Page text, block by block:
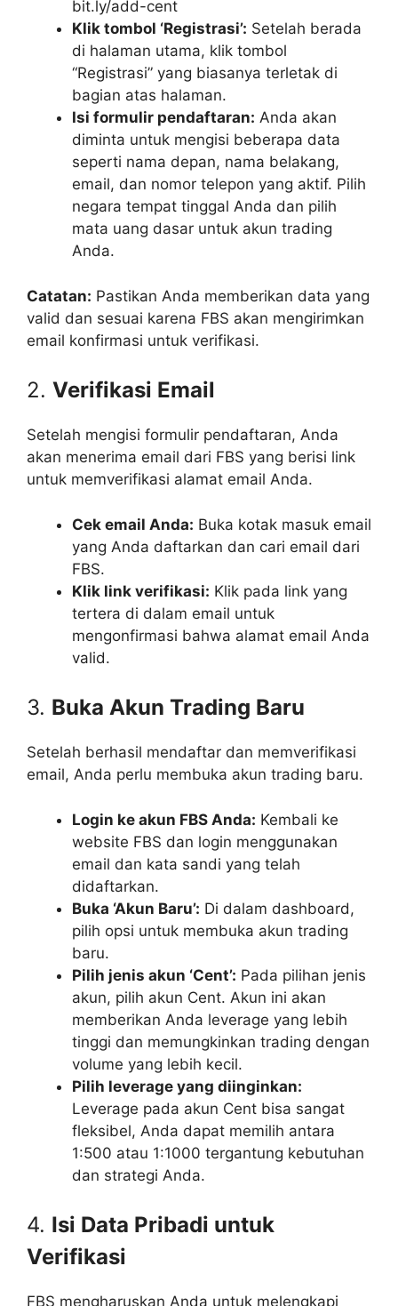
bit.ly/add-cent
Klik tombol ‘Registrasi’: Setelah berada
di halaman utama, klik tombol
“Registrasi” yang biasanya terletak di
bagian atas halaman.
Isi formulir pendaftaran: Anda akan
diminta untuk mengisi beberapa data
seperti nama depan, nama belakang,
email, dan nomor telepon yang aktif. Pilih
negara tempat tinggal Anda dan pilih
mata uang dasar untuk akun trading
Anda.
Catatan: Pastikan Anda memberikan data yang
valid dan sesuai karena FBS akan mengirimkan
email konfirmasi untuk verifikasi.
2. Verifikasi Email
Setelah mengisi formulir pendaftaran, Anda
akan menerima email dari FBS yang berisi link
untuk memverifikasi alamat email Anda.
Cek email Anda: Buka kotak masuk email
yang Anda daftarkan dan cari email dari
FBS.
Klik link verifikasi: Klik pada link yang
tertera di dalam email untuk
mengonfirmasi bahwa alamat email Anda
valid.
3. Buka Akun Trading Baru
Setelah berhasil mendaftar dan memverifikasi
email, Anda perlu membuka akun trading baru.
Login ke akun FBS Anda: Kembali ke
website FBS dan login menggunakan
email dan kata sandi yang telah
didaftarkan.
Buka ‘Akun Baru’: Di dalam dashboard,
pilih opsi untuk membuka akun trading
baru.
Pilih jenis akun ‘Cent’: Pada pilihan jenis
akun, pilih akun Cent. Akun ini akan
memberikan Anda leverage yang lebih
tinggi dan memungkinkan trading dengan
volume yang lebih kecil.
Pilih leverage yang diinginkan:
Leverage pada akun Cent bisa sangat
fleksibel, Anda dapat memilih antara
1:500 atau 1:1000 tergantung kebutuhan
dan strategi Anda.
4. Isi Data Pribadi untuk
Verifikasi
FBS mengharuskan Anda untuk melengkapi